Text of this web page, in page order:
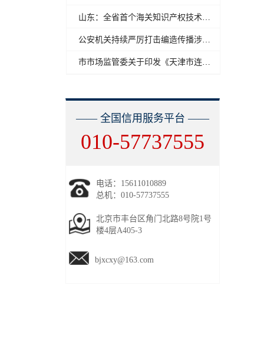
山东：全省首个海关知识产权技术调查官制度落地济南自贸片区
公安机关持续严厉打击编造传播涉汛涉灾网络谣言
市市场监管委关于印发《天津市连锁企业食品经营许可“先证后核”信用承诺审批实施办法》的通知
—— 全国信用服务平台 ——
010-57737555
电话：15611010889
总机：010-57737555
北京市丰台区角门北路8号院1号
楼4层A405-3
bjxcxy@163.com